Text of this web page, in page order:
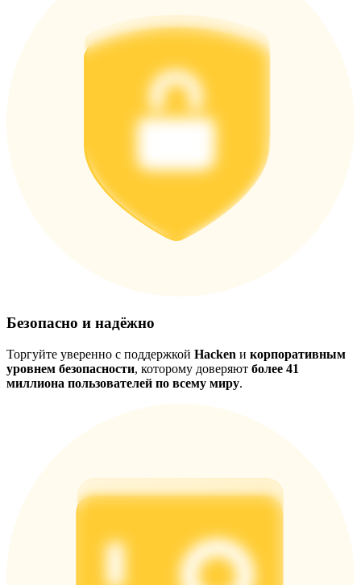
приложение Bitrue
Безопасно и надёжно
Торгуйте уверенно с поддержкой Hacken и корпоративным
уровнем безопасности, которому доверяют более 41
миллиона пользователей по всему миру.